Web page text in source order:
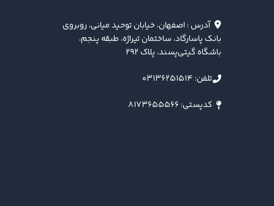
آدرس : اصفهان، خیابان توحید میانی، روبروی
بانک پاسارگاد، ساختمان تیراژه، طبقه پنجم،
باشگاه گیتی‌پسند، پلاک ۲۹۲
تلفن: ۰۳۱۳۶۲۵۱۵۱۴
کدپستی: ۸۱۷۳۶۵۵۵۶۶